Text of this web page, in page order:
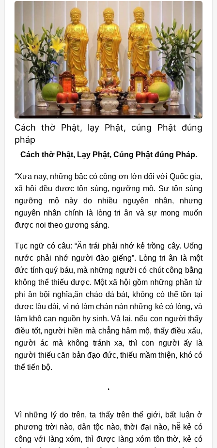
Cách thờ Phật, lạy Phật, cúng Phật đúng
pháp
Cách thờ Phật, Lạy Phật, Cúng Phật đúng Pháp.
“Xưa nay, những bậc có công ơn lớn đối với Quốc gia,
xã hội đều được tôn sùng, ngưỡng mộ. Sự tôn sùng
ngưỡng mộ này do nhiều nguyên nhân, nhưng
nguyên nhân chính là lòng tri ân và sự mong muốn
được noi theo gương sáng.
Tục ngữ có câu: “Ăn trái phải nhớ kẻ trồng cây. Uống
nước phải nhớ người đào giếng”. Lòng tri ân là một
đức tính quý báu, mà những người có chút công bằng
không thể thiếu được. Một xã hội gồm những phần tử
phi ân bội nghĩa,ăn cháo đá bát, không có thể tồn tại
được lâu dài, vì nó làm chán nản những kẻ có lòng, và
làm khô cạn nguồn hy sinh. Vả lại, nếu con người thấy
điều tốt, người hiền mà chẳng hâm mộ, thấy điều xấu,
người ác mà không tránh xa, thì con người ấy là
người thiếu căn bản đạo đức, thiếu mầm thiện, khó có
thể tiến bộ.
*
Vì những lý do trên, ta thấy trên thế giới, bất luận ở
phương trời nào, dân tộc nào, thời đại nào, hễ kẻ có
công với làng xóm, thì được làng xóm tôn thờ, kẻ có